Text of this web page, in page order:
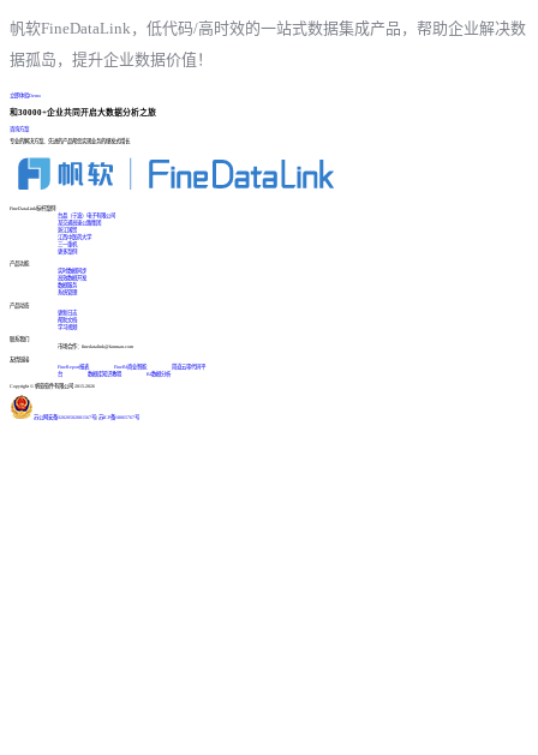
帆软FineDataLink，低代码/高时效的一站式数据集成产品，帮助企业解决数
据孤岛，提升企业数据价值！
立即体验Demo
和30000+企业共同开启大数据分析之旅
咨询方案
专业的解决方案、先进的产品帮您实现业务的爆发式增长
FineDataLink标杆案例
台晶（宁波）电子有限公司
某交通高速公路集团
浙江国贸
江西中医药大学
三一重机
更多案例
产品功能
实时数据同步
高效数据开发
数据服务
系统管理
产品动态
更新日志
帮助文档
学习视频
联系我们
市场合作：finedatalink@fanruan.com
友情链接
FineReport报表
FineBI商业智能
简道云零代码平
台
数据库知识教程 BI数据分析
Copyright © 帆软软件有限公司 2015-2026
苏公网安备32020502001567号| 苏ICP备18065767号